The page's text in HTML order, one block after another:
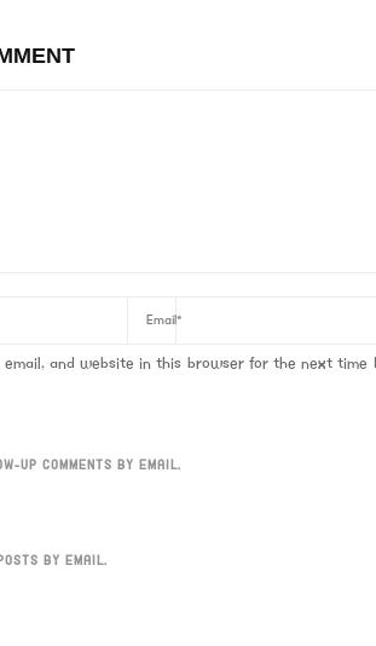
email, and website in this browser for the next time
UP COMMENTS BY EMAIL.
BY EMAIL.